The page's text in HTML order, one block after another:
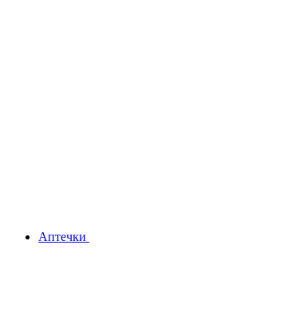
Аптечки